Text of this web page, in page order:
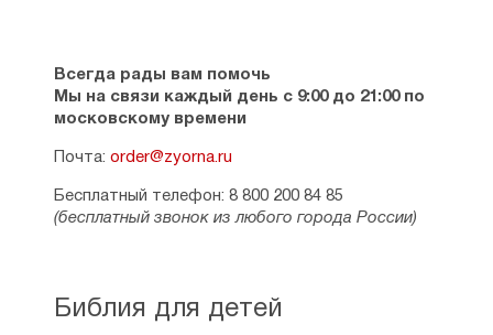
Всегда рады вам помочь
Мы на связи каждый день с 9:00 до 21:00 по
московскому времени
Почта: order@zyorna.ru
Бесплатный телефон: 8 800 200 84 85
(бесплатный звонок из любого города России)
Библия для детей